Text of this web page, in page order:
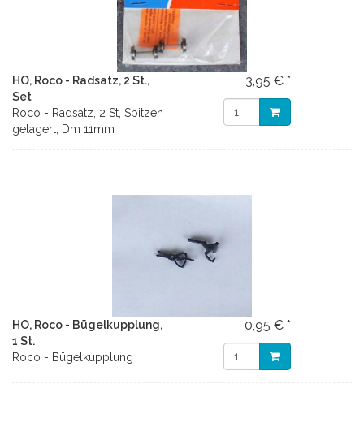
HO, Roco - Radsatz, 2 St.,
Set
Roco - Radsatz, 2 St, Spitzen
gelagert, Dm 11mm
3,95 € *
HO, Roco - Bügelkupplung,
1 St.
Roco - Bügelkupplung
0,95 € *